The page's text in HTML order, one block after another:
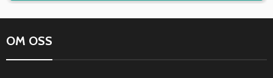
OM OSS